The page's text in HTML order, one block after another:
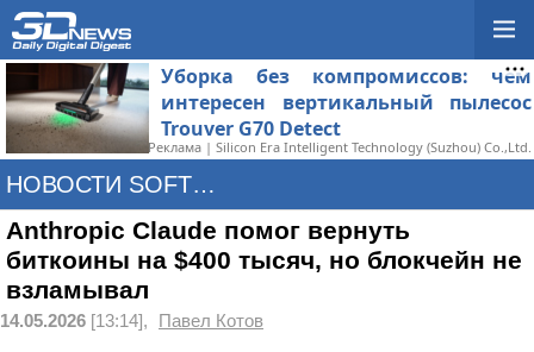
Уборка без компромиссов: чем
интересен вертикальный пылесос
Trouver G70 Detect
Реклама | Silicon Era Intelligent Technology (Suzhou) Co.,Ltd.
НОВОСТИ SOFTWARE
Anthropic Claude помог вернуть
биткоины на $400 тысяч, но блокчейн не
взламывал
14.05.2026 [13:14], Павел Котов